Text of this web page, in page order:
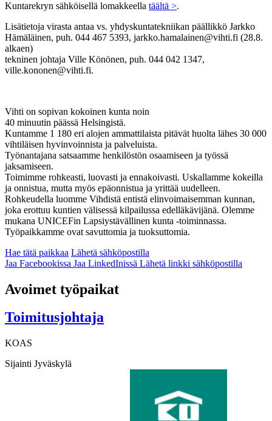
Kuntarekryn sähköisellä lomakkeella täältä >.
Lisätietoja virasta antaa vs. yhdyskuntatekniikan päällikkö Jarkko
Hämäläinen, puh. 044 467 5393, jarkko.hamalainen@vihti.fi (28.8.
alkaen)
tekninen johtaja Ville Könönen, puh. 044 042 1347,
ville.kononen@vihti.fi.
Vihti on sopivan kokoinen kunta noin
40 minuutin päässä Helsingistä.
Kuntamme 1 180 eri alojen ammattilaista pitävät huolta lähes 30 000
vihtiläisen hyvinvoinnista ja palveluista.
Työnantajana satsaamme henkilöstön osaamiseen ja työssä
jaksamiseen.
Toimimme rohkeasti, luovasti ja ennakoivasti. Uskallamme kokeilla
ja onnistua, mutta myös epäonnistua ja yrittää uudelleen.
Rohkeudella luomme Vihdistä entistä elinvoimaisemman kunnan,
joka erottuu kuntien välisessä kilpailussa edelläkävijänä. Olemme
mukana UNICEFin Lapsiystävällinen kunta -toiminnassa.
Työpaikkamme ovat savuttomia ja tuoksuttomia.
Hae tätä paikkaa Lähetä sähköpostilla
Jaa Facebookissa Jaa LinkedInissä Lähetä linkki sähköpostilla
Avoimet työpaikat
Toimitusjohtaja
KOAS
Sijainti Jyväskylä